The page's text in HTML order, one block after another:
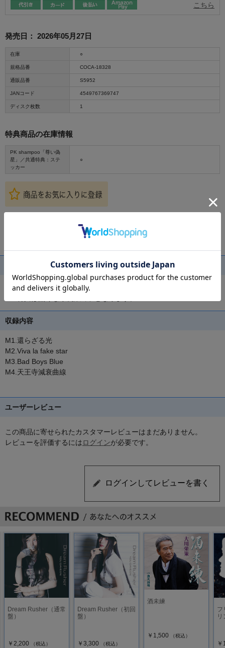
こちら
発売日： 2026年05月27日
在庫 ○
規格品番 COCA-18328
通販品番 S5952
JANコード 4549767369747
ディスク枚数 1
特典商品の在庫情報
PK shampoo「尊い偽
星」／共通特典：ステ
ッカー
○
共通特典：ステッカー
収録内容
M1.還らざる光
M2.Viva la fake star
M3.Bad Boys Blue
M4.天王寺減衰曲線
ユーザーレビュー
この商品に寄せられたカスタマーレビューはまだありません。
レビューを評価するにはログインが必要です。
Dream Rusher（通常
盤）
￥2,200 （税込）
Dream Rusher（初回
盤）
￥3,300 （税込）
酒未練
￥1,500 （税込）
フ